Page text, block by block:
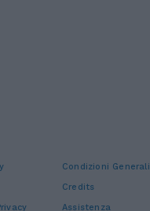
Condizioni Generali
Credits
Assistenza